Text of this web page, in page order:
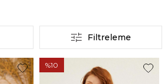
Filtreleme
%10